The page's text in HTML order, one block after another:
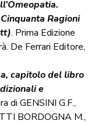
Ragioni
. Prima Edizione
De Ferrari Editore,
capitolo del libro
e
di GENSINI G.F.,
BORDOGNA M.,